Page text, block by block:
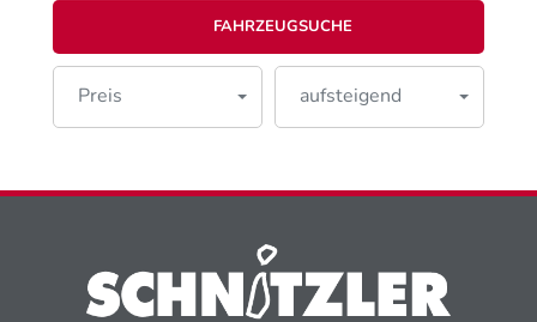
Preis aufsteigend
FAHRZEUGSUCHE